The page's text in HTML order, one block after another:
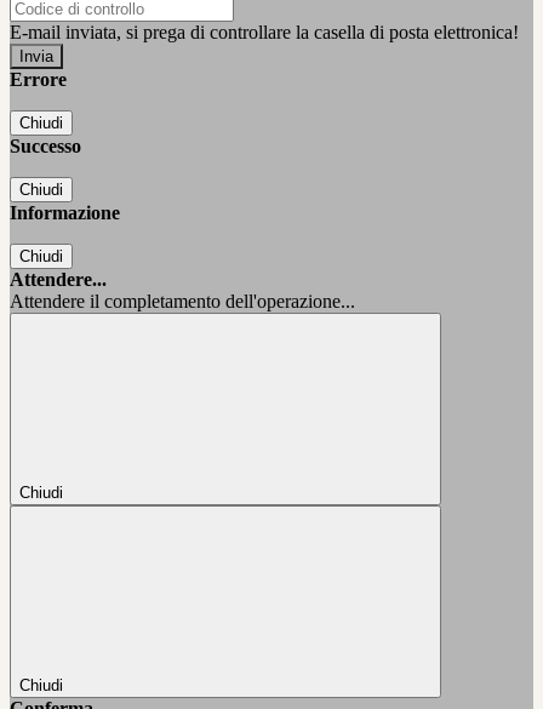
E-mail inviata, si prega di controllare la casella di posta elettronica!
Errore
Chiudi
Successo
Chiudi
Informazione
Chiudi
Attendere...
Attendere il completamento dell'operazione...
Chiudi
Chiudi